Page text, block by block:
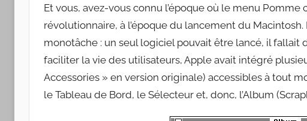
Apple
Et vous, avez-vous connu l’époque où le menu Pomme
révolutionnaire, à l’époque du lancement du
monotâche : un seul logiciel pouvait être lancé, il fallait
faciliter la vie des utilisateurs, Apple avait intégré
Accessories » en version originale) accessibles à tout
le Tableau de Bord, le Sélecteur et, donc, l’Album